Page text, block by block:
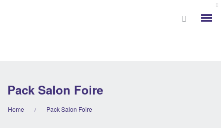
Pack Salon Foire
Home / Pack Salon Foire